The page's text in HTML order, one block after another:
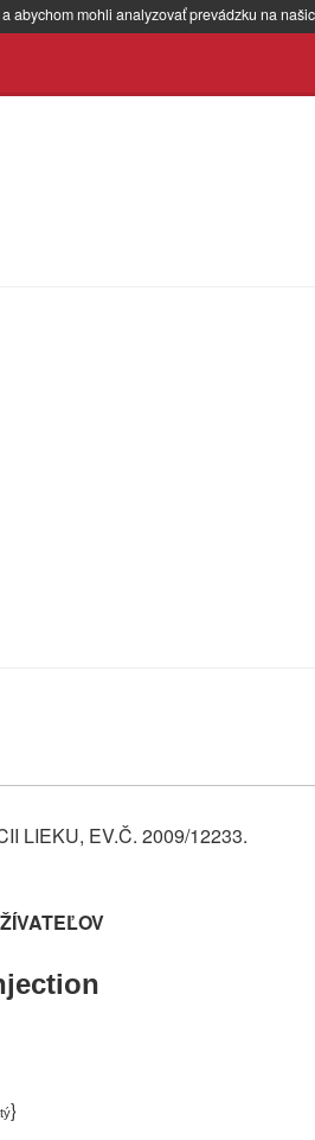
abychom mohli analyzovať prevádzku na
LIEKU, EV.Č. 2009/12233.
}